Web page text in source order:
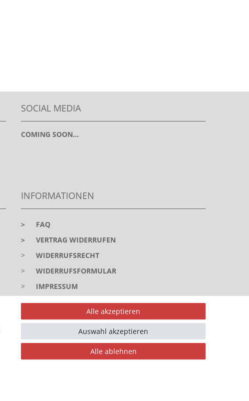
SOCIAL MEDIA
COMING SOON...
INFORMATIONEN
>
FAQ
>
VERTRAG WIDERRUFEN
>
WIDERRUFSRECHT
>
WIDERRUFSFORMULAR
>
IMPRESSUM
>
DATENSCHUTZERKLÄRUNG
>
AGB
Alle akzeptieren
Alle ablehnen
Auswahl akzeptieren